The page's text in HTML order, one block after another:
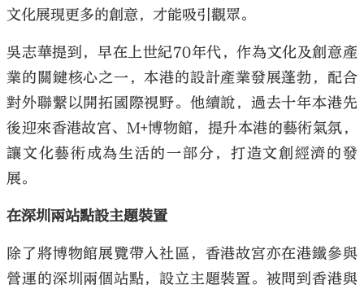
文化展現更多的創意，才能吸引觀眾。
吳志華提到，早在上世紀70年代，作為文化及創意產
業的關鍵核心之一，本港的設計產業發展蓬勃，配合
對外聯繫以開拓國際視野。他續說，過去十年本港先
後迎來香港故宮、M+博物館，提升本港的藝術氣氛，
讓文化藝術成為生活的一部分，打造文創經濟的發
展。
在深圳兩站點設主題裝置
除了將博物館展覽帶入社區，香港故宮亦在港鐵參與
營運的深圳兩個站點，設立主題裝置。被問到香港與